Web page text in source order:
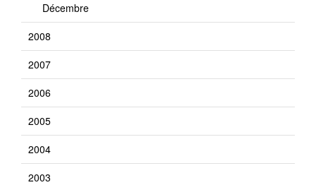
Décembre
2008
2007
2006
2005
2004
2003